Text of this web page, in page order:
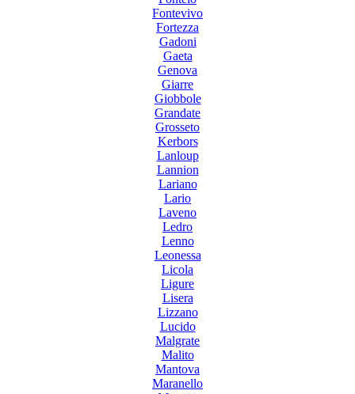
Fontevivo
Fortezza
Gadoni
Gaeta
Genova
Giarre
Giobbole
Grandate
Grosseto
Kerbors
Lanloup
Lannion
Lariano
Lario
Laveno
Ledro
Lenno
Leonessa
Licola
Ligure
Lisera
Lizzano
Lucido
Malgrate
Malito
Mantova
Maranello